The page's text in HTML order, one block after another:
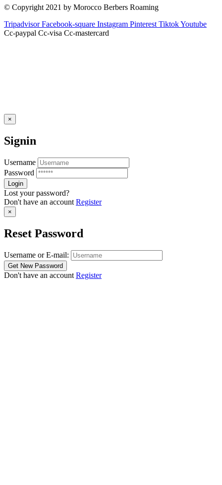
© Copyright 2021 by Morocco Berbers Roaming
Tripadvisor Facebook-square Instagram Pinterest TiktokYoutube
Cc-paypal Cc-visa Cc-mastercard
×
Signin
Username
Password
Lost your password?
Don't have an account Register
×
Reset Password
Username or E-mail:
Don't have an account Register